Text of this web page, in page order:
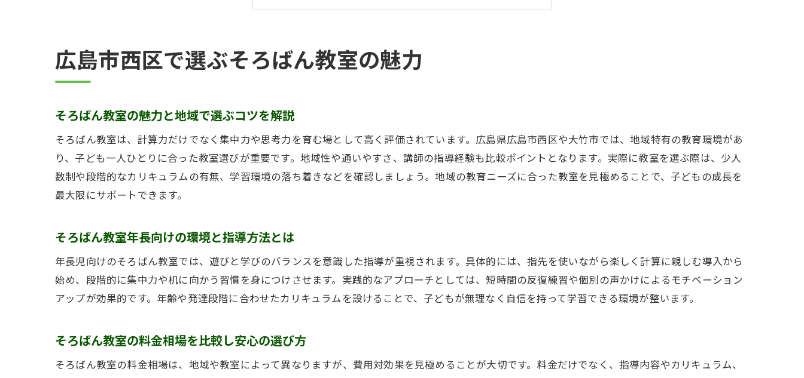
そろばん教室が子どもの成長に与える影響
そろばん教室選びで重視したいポイントまとめ
そろばん教室が子どもの力を伸ばす理由
そろばん教室が教育面で役立つ理由を考察
そろばん教室年長から始めるメリットとは
そろばん教室の体験談から見る効果の実感
そろばん教室の月謝相場と費用対効果の考え方
そろばん教室の追加費用や年会費の注意点
そろばん教室88くんとの比較ポイント紹介
そろばん教室の料金相場と選び方ガイド
広島市西区で選ぶそろばん教室の魅力
そろばん教室の魅力と地域で選ぶコツを解説
そろばん教室は、計算力だけでなく集中力や思考力を育む場として高く評価されています。広島県広島市西区や大竹市では、地域特有の教育環境があ
り、子ども一人ひとりに合った教室選びが重要です。地域性や通いやすさ、講師の指導経験も比較ポイントとなります。実際に教室を選ぶ際は、少人
数制や段階的なカリキュラムの有無、学習環境の落ち着きなどを確認しましょう。地域の教育ニーズに合った教室を見極めることで、子どもの成長を
最大限にサポートできます。
そろばん教室年長向けの環境と指導方法とは
年長児向けのそろばん教室では、遊びと学びのバランスを意識した指導が重視されます。具体的には、指先を使いながら楽しく計算に親しむ導入から
始め、段階的に集中力や机に向かう習慣を身につけさせます。実践的なアプローチとしては、短時間の反復練習や個別の声かけによるモチベーション
アップが効果的です。年齢や発達段階に合わせたカリキュラムを設けることで、子どもが無理なく自信を持って学習できる環境が整います。
そろばん教室の料金相場を比較し安心の選び方
そろばん教室の料金相場は、地域や教室によって異なりますが、費用対効果を見極めることが大切です。料金だけでなく、指導内容やカリキュラム、